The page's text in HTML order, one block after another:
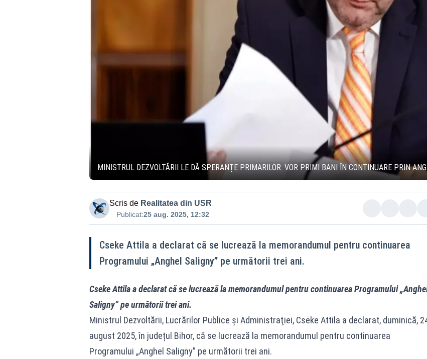
MINISTRUL DEZVOLTĂRII LE DĂ SPERANȚE PRIMARILOR. VOR PRIMI BANI ÎN CONTINUARE PRIN
Scris de Realitatea din USR
Publicat:25 aug. 2025, 12:32
Cseke Attila a declarat că se lucrează la memorandumul pentru continuarea
Programului „Anghel Saligny” pe următorii trei ani.
Cseke Attila a declarat că se lucrează la memorandumul pentru continuarea Programului
Saligny” pe următorii trei ani.
Ministrul Dezvoltării, Lucrărilor Publice şi Administraţiei, Cseke Attila a declarat, duminică,
august 2025, în județul Bihor, că se lucrează la memorandumul pentru continuarea
Programului „Anghel Saligny” pe următorii trei ani.